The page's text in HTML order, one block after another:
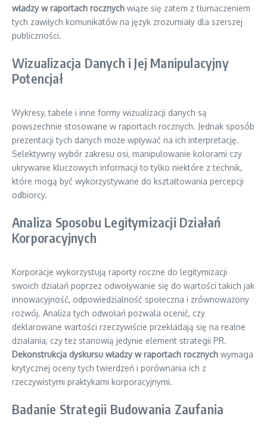
władzy w raportach rocznych wiąże się zatem z tłumaczeniem
tych zawiłych komunikatów na język zrozumiały dla szerszej
publiczności.
Wizualizacja Danych i Jej Manipulacyjny
Potencjał
Wykresy, tabele i inne formy wizualizacji danych są
powszechnie stosowane w raportach rocznych. Jednak sposób
prezentacji tych danych może wpływać na ich interpretację.
Selektywny wybór zakresu osi, manipulowanie kolorami czy
ukrywanie kluczowych informacji to tylko niektóre z technik,
które mogą być wykorzystywane do kształtowania percepcji
odbiorcy.
Analiza Sposobu Legitymizacji Działań
Korporacyjnych
Korporacje wykorzystują raporty roczne do legitymizacji
swoich działań poprzez odwoływanie się do wartości takich jak
innowacyjność, odpowiedzialność społeczna i zrównoważony
rozwój. Analiza tych odwołań pozwala ocenić, czy
deklarowane wartości rzeczywiście przekładają się na realne
działania, czy też stanowią jedynie element strategii PR.
Dekonstrukcja dyskursu władzy w raportach rocznych wymaga
krytycznej oceny tych twierdzeń i porównania ich z
rzeczywistymi praktykami korporacyjnymi.
Badanie Strategii Budowania Zaufania